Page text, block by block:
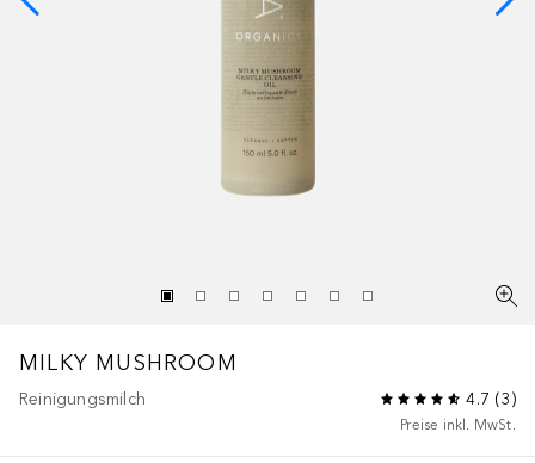
MILKY MUSHROOM
Reinigungsmilch 4.7 (3)
Preise inkl. MwSt.